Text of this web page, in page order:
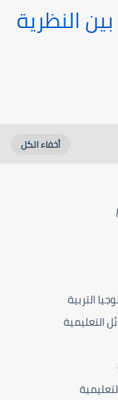
النظرية
التربية
التعليمية